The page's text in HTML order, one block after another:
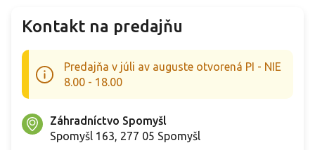
Kontakt na predajňu
Predajňa v júli av auguste otvorená PI - NIE
8.00 - 18.00
Záhradníctvo Spomyšl
Spomyšl 163, 277 05 Spomyšl